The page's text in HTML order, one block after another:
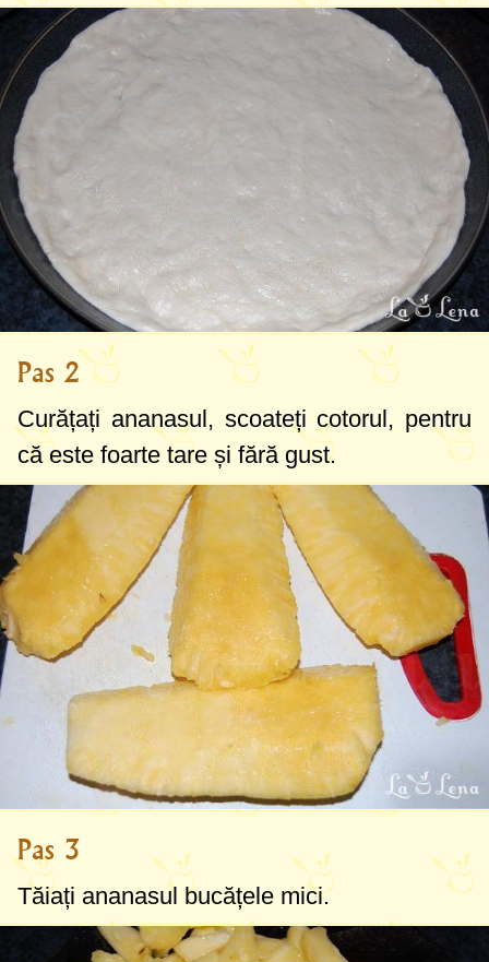
Pas 2
Curățați ananasul, scoateți cotorul, pentru
că este foarte tare și fără gust.
Pas 3
Tăiați ananasul bucățele mici.